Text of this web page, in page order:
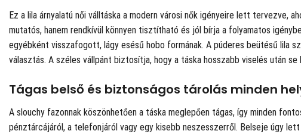
Ez a lila árnyalatú női válltáska a modern városi nők igényeire lett tervezve,
mutatós, hanem rendkívül könnyen tisztítható és jól bírja a folyamatos
egyébként visszafogott, lágy esésű hobo formának. A púderes beütésű lila
választás. A széles vállpánt biztosítja, hogy a táska hosszabb viselés után
Tágas belső és biztonságos tárolás minden
A slouchy fazonnak köszönhetően a táska meglepően tágas, így minden
pénztárcájáról, a telefonjáról vagy egy kisebb neszesszerről. Belseje úgy